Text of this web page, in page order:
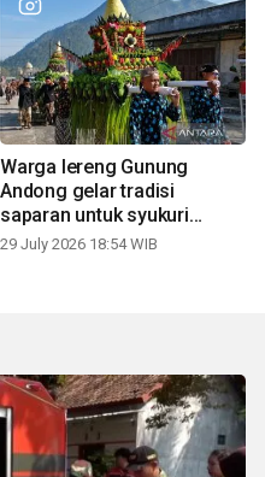
Warga lereng Gunung
Andong gelar tradisi
saparan untuk syukuri
panen
29 July 2026 18:54 WIB